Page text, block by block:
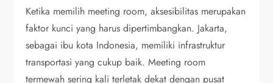
Ketika memilih meeting room, aksesibilitas merupakan
faktor kunci yang harus dipertimbangkan. Jakarta,
sebagai ibu kota Indonesia, memiliki infrastruktur
transportasi yang cukup baik. Meeting room
termewah sering kali terletak dekat dengan pusat